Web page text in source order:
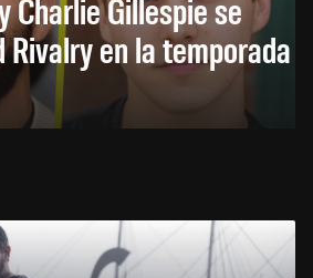
Charlie Gillespie se
Rivalry en la temporada